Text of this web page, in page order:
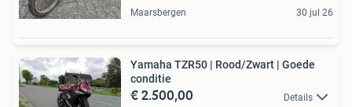
Maarsbergen 30 jul 26
Yamaha TZR50 | Rood/Zwart | Goede
conditie
€ 2.500,00 Details